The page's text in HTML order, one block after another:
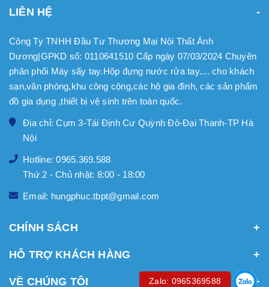
LIÊN HỆ
Công Ty TNHH Đầu Tư Thương Mại Nội Thất Ánh
Dương|GPKD số: 0110641510 Cấp ngày 07/03/2024 Chuyên
phân phối Máy sấy tay.Hộp đựng nước rửa tay.... cho khách
sạn,văn phòng,khu công cộng,các hộ gia đình, các sản phẩm
đồ gia dụng ,thiết bị vệ sinh trên toàn quốc.
Địa chỉ: Cụm 3-Tái Định Cư Quỳnh Đô-Đại Thanh-TP Hà
Nội
Hotline: 0965.369.588
Thứ 2 - Chủ nhật: 8:00 - 18:00
Email: hungphuc.tbpt@gmail.com
CHÍNH SÁCH
HỖ TRỢ KHÁCH HÀNG
VỀ CHÚNG TÔI Zalo: 0965369588